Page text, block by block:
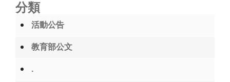
分類
活動公告
教育部公文
.